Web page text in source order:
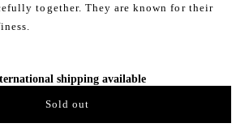
together. They are known for their
shipping available
Sold out